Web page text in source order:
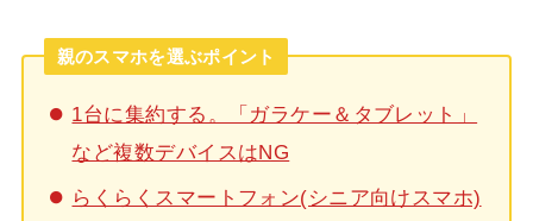
親のスマホを選ぶポイント
1台に集約する。「ガラケー＆タブレット」
など複数デバイスはNG
らくらくスマートフォン(シニア向けスマホ)